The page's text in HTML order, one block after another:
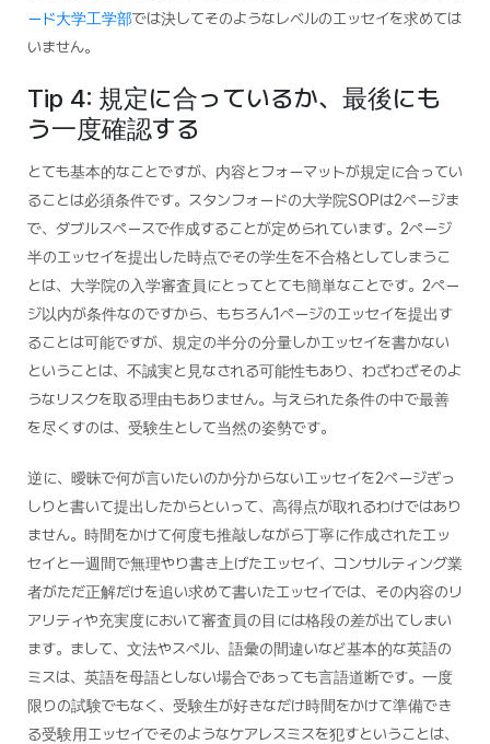
ード大学工学部では決してそのようなレベルのエッセイを求めては
いません。
Tip 4: 規定に合っているか、最後にも
う一度確認する
とても基本的なことですが、内容とフォーマットが規定に合ってい
ることは必須条件です。スタンフォードの大学院SOPは2ページま
で、ダブルスペースで作成することが定められています。2ページ
半のエッセイを提出した時点でその学生を不合格としてしまうこ
とは、大学院の入学審査員にとってとても簡単なことです。2ペー
ジ以内が条件なのですから、もちろん1ページのエッセイを提出す
ることは可能ですが、規定の半分の分量しかエッセイを書かない
ということは、不誠実と見なされる可能性もあり、わざわざそのよ
うなリスクを取る理由もありません。与えられた条件の中で最善
を尽くすのは、受験生として当然の姿勢です。
逆に、曖昧で何が言いたいのか分からないエッセイを2ページぎっ
しりと書いて提出したからといって、高得点が取れるわけではあり
ません。時間をかけて何度も推敲しながら丁寧に作成されたエッ
セイと一週間で無理やり書き上げたエッセイ、コンサルティング業
者がただ正解だけを追い求めて書いたエッセイでは、その内容のリ
アリティや充実度において審査員の目には格段の差が出てしまい
ます。まして、文法やスペル、語彙の間違いなど基本的な英語の
ミスは、英語を母語としない場合であっても言語道断です。一度
限りの試験でもなく、受験生が好きなだけ時間をかけて準備でき
る受験用エッセイでそのようなケアレスミスを犯すということは、